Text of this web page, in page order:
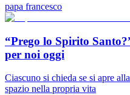
papa francesco
“Prego lo Spirito
per noi oggi
Ciascuno si chieda se si apre
spazio nella propria vita